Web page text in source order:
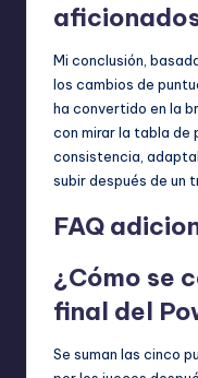
Mi conclusión,
los cambios de
ha convertido en la
con mirar la tabla de
consistencia,
subir después de un
FAQ
¿Cómo se
final del
Se suman las cinco